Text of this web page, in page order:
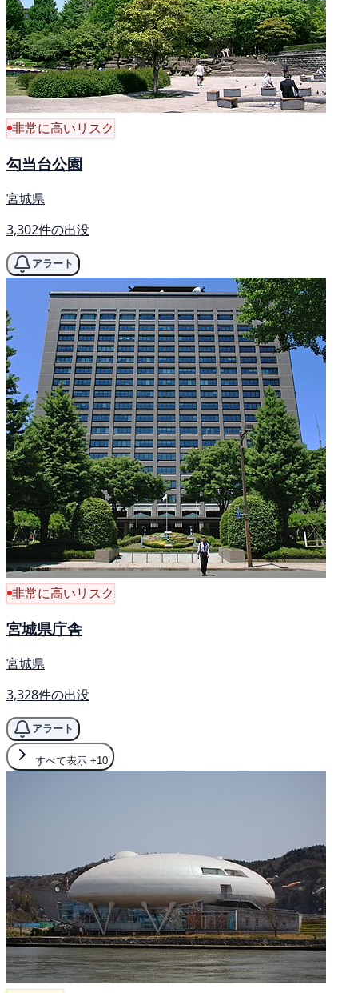
非常に高いリスク
勾当台公園
宮城県
3,302件の出没
アラート
非常に高いリスク
宮城県庁舎
宮城県
3,328件の出没
アラート
すべて表示 +10